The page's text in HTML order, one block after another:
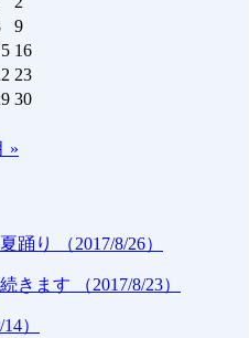
»
9
16
23
30
踊り （2017/8/26）
きます （2017/8/23）
）